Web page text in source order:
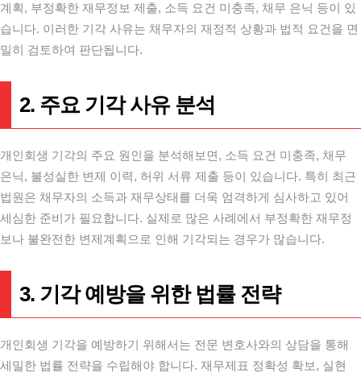
계획, 부정확한 재무정보 제출, 소득 요건 미충족, 채무 은닉 등이 있
습니다. 이러한 기각 사유는 채무자의 재정적 상황과 법적 요건을 면
밀히 검토하여 판단됩니다.
2. 주요 기각 사유 분석
개인회생 기각의 주요 원인을 분석해보면, 소득 요건 미충족, 채무
은닉, 불성실한 변제 이력, 허위 서류 제출 등이 있습니다. 특히 최근
법원은 채무자의 소득과 재무상태를 더욱 엄격하게 심사하고 있어
세심한 준비가 필요합니다. 실제로 많은 사례에서 부정확한 재무정
보나 불완전한 변제계획으로 인해 기각되는 경우가 많습니다.
3. 기각 예방을 위한 법률 전략
개인회생 기각을 예방하기 위해서는 전문 변호사와의 상담을 통해
세밀한 법률 전략을 수립해야 합니다. 재무제표 정확성 확보, 실현